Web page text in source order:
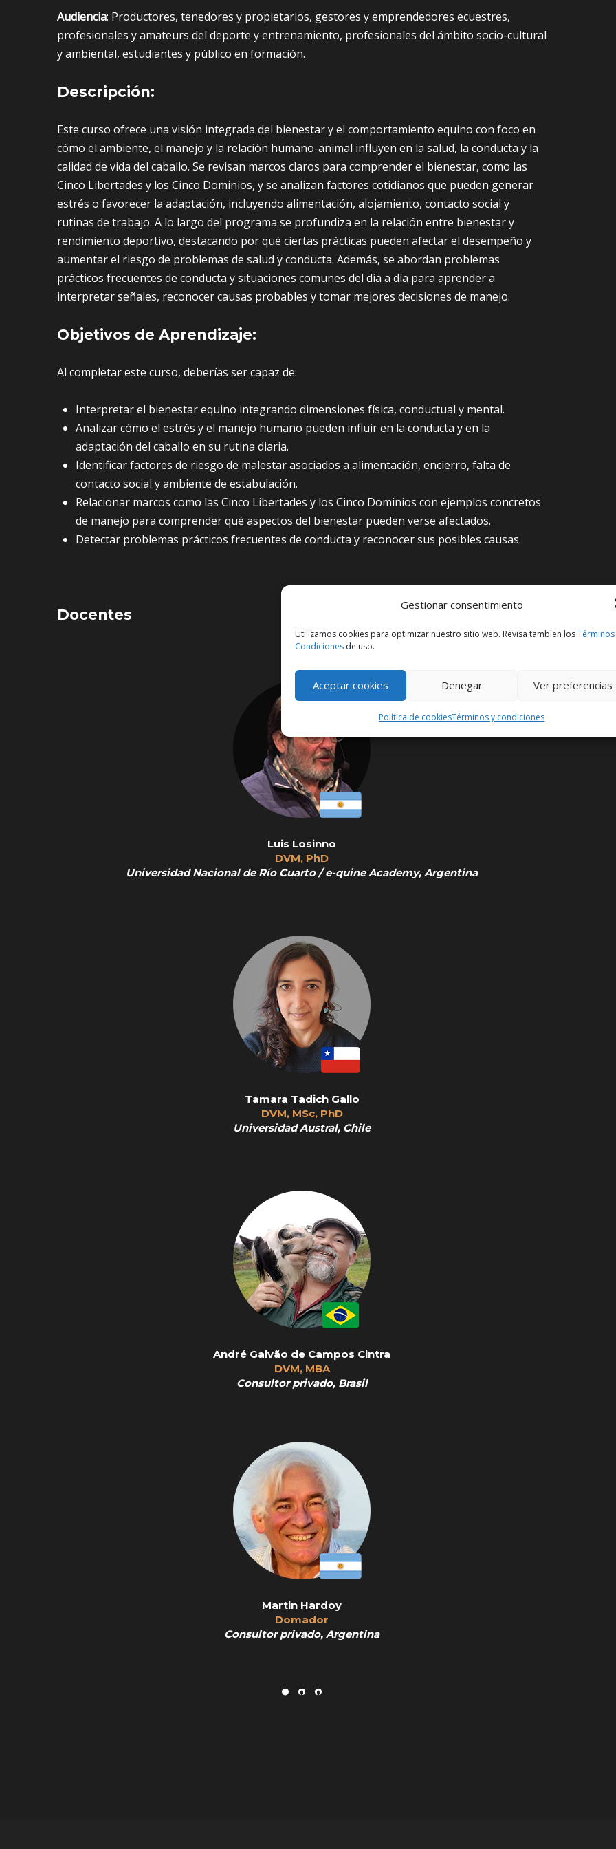
Gestionar consentimiento
Utilizamos cookies para optimizar nuestro sitio web. Revisa tambien losTérminos
Condiciones de uso.
Aceptar cookies Denegar Ver preferencias
Política de cookiesTérminos y condiciones
Audiencia: Productores, tenedores y propietarios, gestores y emprendedores ecuestres,
profesionales y amateurs del deporte y entrenamiento, profesionales del ámbito socio-cultural
y ambiental, estudiantes y público en formación.
Descripción:
Este curso ofrece una visión integrada del bienestar y el comportamiento equino con foco en
cómo el ambiente, el manejo y la relación humano-animal influyen en la salud, la conducta y la
calidad de vida del caballo. Se revisan marcos claros para comprender el bienestar, como las
Cinco Libertades y los Cinco Dominios, y se analizan factores cotidianos que pueden generar
estrés o favorecer la adaptación, incluyendo alimentación, alojamiento, contacto social y
rutinas de trabajo. A lo largo del programa se profundiza en la relación entre bienestar y
rendimiento deportivo, destacando por qué ciertas prácticas pueden afectar el desempeño y
aumentar el riesgo de problemas de salud y conducta. Además, se abordan problemas
prácticos frecuentes de conducta y situaciones comunes del día a día para aprender a
interpretar señales, reconocer causas probables y tomar mejores decisiones de manejo.
Objetivos de Aprendizaje:
Al completar este curso, deberías ser capaz de:​
Interpretar el bienestar equino integrando dimensiones física, conductual y mental.
Analizar cómo el estrés y el manejo humano pueden influir en la conducta y en la
adaptación del caballo en su rutina diaria.
Identificar factores de riesgo de malestar asociados a alimentación, encierro, falta de
contacto social y ambiente de estabulación.
Relacionar marcos como las Cinco Libertades y los Cinco Dominios con ejemplos concretos
de manejo para comprender qué aspectos del bienestar pueden verse afectados.
Detectar problemas prácticos frecuentes de conducta y reconocer sus posibles causas.
Docentes
Luis Losinno
DVM, PhD
Universidad Nacional de Río Cuarto / e-quine Academy, Argentina
Tamara Tadich Gallo
DVM, MSc, PhD
Universidad Austral, Chile
André Galvão de Campos Cintra
DVM, MBA
Consultor privado, Brasil
Martin Hardoy
Domador
Consultor privado, Argentina